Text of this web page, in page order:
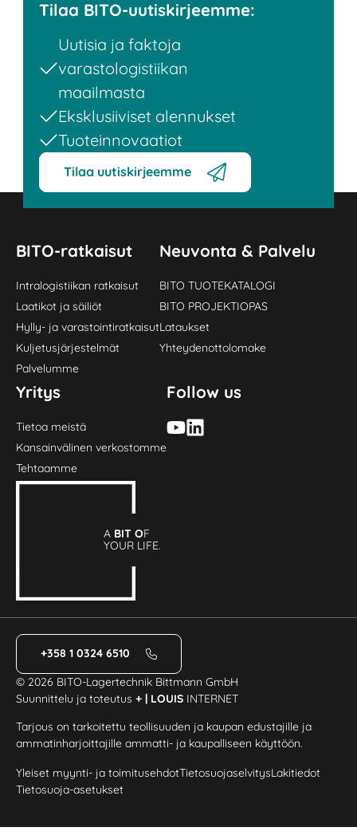
Tilaa BITO-uutiskirjeemme:
Uutisia ja faktoja
varastologistiikan
maailmasta
Eksklusiiviset alennukset
Tuoteinnovaatiot
Tilaa uutiskirjeemme
BITO-ratkaisut
Intralogistiikan ratkaisut
Laatikot ja säiliöt
Hylly- ja varastointiratkaisut
Kuljetusjärjestelmät
Palvelumme
Neuvonta & Palvelu
BITO TUOTEKATALOGI
BITO PROJEKTIOPAS
Lataukset
Yhteydenottolomake
Yritys
Tietoa meistä
Kansainvälinen verkostomme
Tehtaamme
Follow us
A BIT OF
YOUR LIFE.
+358 1 0324 6510
© 2026 BITO-Lagertechnik Bittmann GmbH
Suunnittelu ja toteutus+ | LOUIS INTERNET
Tarjous on tarkoitettu teollisuuden ja kaupan edustajille ja
ammatinharjoittajille ammatti- ja kaupalliseen käyttöön.
Yleiset myynti- ja toimitusehdotTietosuojaselvitysLakitiedot
Tietosuoja-asetukset